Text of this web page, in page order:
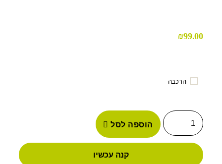
₪99.00
הרכבה
הוספה לסל
קנה עכשיו